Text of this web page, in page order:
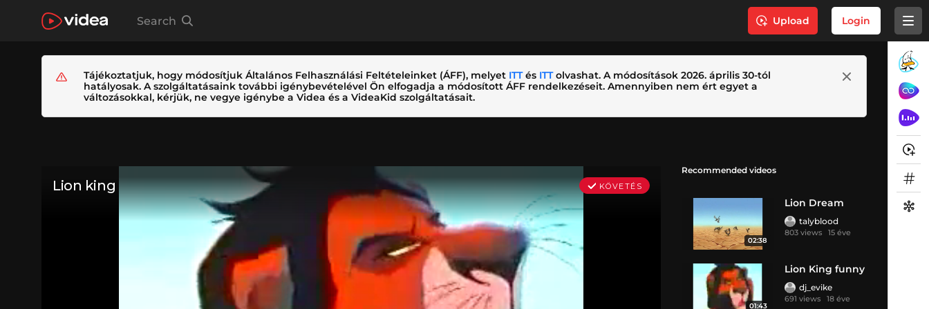
Search Upload Login
Tájékoztatjuk, hogy módosítjuk Általános Felhasználási Feltételeinket (ÁFF), melyet ITTés ITTolvashat. A módosítások 2026. április 30-tól
hatályosak. A szolgáltatásaink további igénybevételével Ön elfogadja a módosított ÁFF rendelkezéseit. Amennyiben nem ért egyet a
változásokkal, kérjük, ne vegye igénybe a Videa és a VideaKid szolgáltatásait.
Recommended videos
02:38
Lion Dream
talyblood
803 views 15 éve
01:43
Lion King funny
dj_evike
691 views 18 éve